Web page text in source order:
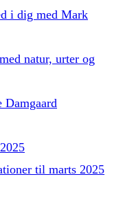
i dig med Mark
natur, urter og
Damgaard
til marts 2025